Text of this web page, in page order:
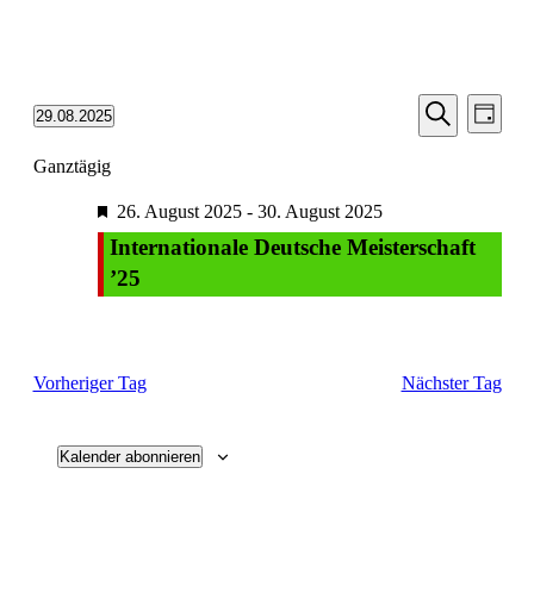
Suche
Suche
Tag
29.08.2025
wählen.
Ganztägig
Empfohlen
26. August 2025- 30. August 2025
Internationale Deutsche Meisterschaft
’25
Vorheriger Tag Nächster Tag
Kalender abonnieren